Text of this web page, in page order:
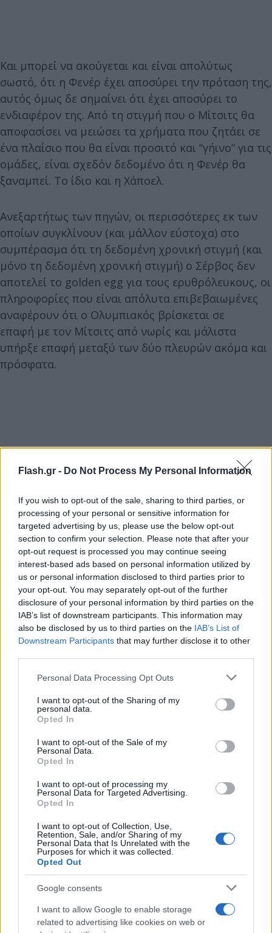
Flash.gr - Do Not Process My Personal Information
If you wish to opt-out of the sale, sharing to third parties, or
processing of your personal or sensitive information for
targeted advertising by us, please use the below opt-out
section to confirm your selection. Please note that after your
opt-out request is processed you may continue seeing
interest-based ads based on personal information utilized by
us or personal information disclosed to third parties prior to
your opt-out. You may separately opt-out of the further
disclosure of your personal information by third parties on the
IAB’s list of downstream participants. This information may
also be disclosed by us to third parties on the IAB’s List of
Downstream Participants that may further disclose it to other
Please note that this website/app uses one or more Google
not limited to your visit or usage behaviour. You may click to
grant or deny consent to Google and its third-party tags to
use your data for below specified purposes in below Google
consent section.
Personal Data Processing Opt Outs
I want to opt-out of the Sharing of my
personal data.
Opted In
I want to opt-out of the Sale of my
Personal Data.
Opted In
I want to opt-out of processing my
Personal Data for Targeted Advertising.
Opted In
I want to opt-out of Collection, Use,
Retention, Sale, and/or Sharing of my
Personal Data that Is Unrelated with the
Purposes for which it was collected.
Opted Out
Google consents
I want to allow Google to enable storage
related to advertising like cookies on web or
Και μπορεί να ακούγεται και είναι απολύτως
σωστό, ότι η Φενέρ έχει αποσύρει την πρόταση της,
αυτός όμως δε σημαίνει ότι έχει αποσύρει το
ενδιαφέρον της. Από τη στιγμή που ο Μίτσιτς θα
αποφασίσει να μειώσει τα χρήματα που ζητάει σε
ένα πλαίσιο που θα είναι προσιτό και “γήινο” για τις
ομάδες, είναι σχεδόν δεδομένο ότι η Φενέρ θα
ξαναμπεί. Το ίδιο και η Χάποελ.
Ανεξαρτήτως των πηγών, οι περισσότερες εκ των
οποίων συγκλίνουν (και μάλλον εύστοχα) στο
συμπέρασμα ότι τη δεδομένη χρονική στιγμή (και
μόνο τη δεδομένη χρονική στιγμή) ο Σέρβος δεν
αποτελεί το golden egg για τους ερυθρόλευκους, οι
πληροφορίες που είναι απόλυτα επιβεβαιωμένες
αναφέρουν ότι ο Ολυμπιακός βρίσκεται σε
επαφή με τον Μίτσιτς από νωρίς και μάλιστα
υπήρξε επαφή μεταξύ των δύο πλευρών ακόμα και
πρόσφατα.
Ο συνδυασμός αποκαλύπτει ότι ο Σέρβος γκαρντ, η
αξία του οποίου δεν αμφισβητείται, δεν περνά
στιγμή όμως, που ο Γιώργος Μπαρτζώκας αναζητά
και άλλες επιλογές.
Διαβάστε αναλυτικά στο Athletiko